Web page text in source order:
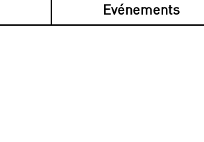
Evénements